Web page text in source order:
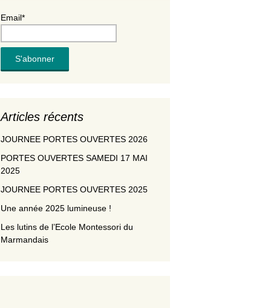
Email*
Articles récents
JOURNEE PORTES OUVERTES 2026
PORTES OUVERTES SAMEDI 17 MAI
2025
JOURNEE PORTES OUVERTES 2025
Une année 2025 lumineuse !
Les lutins de l’Ecole Montessori du
Marmandais